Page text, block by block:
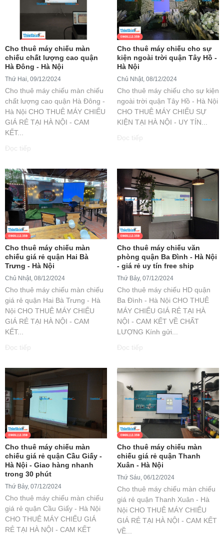
Cho thuê máy chiếu màn
chiếu chất lượng cao quận
Hà Đông - Hà Nội
Thứ Hai, 09/12/2024
Cho thuê máy chiếu màn chiếu
chất lượng cao quận Hà Đông -
Hà Nội CHO THUÊ MÁY CHIẾU
GIÁ RẺ TẠI HÀ NỘI - CAM
KẾT...
Đọc tiếp
Cho thuê máy chiếu cho sự
kiện ngoài trời quận Tây Hồ -
Hà Nội
Chủ Nhật, 08/12/2024
Cho thuê máy chiếu cho sự kiện
ngoài trời quận Tây Hồ - Hà Nội
CHO THUÊ MÁY CHIẾU SỰ
KIỆN TẠI HÀ NỘI - UY TÍN...
Đọc tiếp
Cho thuê máy chiếu màn
chiếu giá rẻ quận Hai Bà
Trưng - Hà Nội
Chủ Nhật, 08/12/2024
Cho thuê máy chiếu màn chiếu
giá rẻ quận Hai Bà Trưng - Hà
Nội CHO THUÊ MÁY CHIẾU
GIÁ RẺ TẠI HÀ NỘI - CAM
KẾT...
Đọc tiếp
Cho thuê máy chiếu văn
phòng quận Ba Đình - Hà Nội
- giá rẻ uy tín free ship
Thứ Bảy, 07/12/2024
Cho thuê máy chiếu HD quận
Ba Đình - Hà Nội CHO THUÊ
MÁY CHIẾU GIÁ RẺ TẠI HÀ
NỘI - CAM KẾT VỀ CHẤT
LƯỢNG Kính gửi...
Đọc tiếp
Cho thuê máy chiếu màn
chiếu giá rẻ quận Cầu Giấy -
Hà Nội - Giao hàng nhanh
trong 30 phút
Thứ Bảy, 07/12/2024
Cho thuê máy chiếu màn chiếu
giá rẻ quận Cầu Giấy - Hà Nội
CHO THUÊ MÁY CHIẾU GIÁ
RẺ TẠI HÀ NỘI - CAM KẾT
Cho thuê máy chiếu màn
chiếu giá rẻ quận Thanh
Xuân - Hà Nội
Thứ Sáu, 06/12/2024
Cho thuê máy chiếu màn chiếu
giá rẻ quận Thanh Xuân - Hà
Nội CHO THUÊ MÁY CHIẾU
GIÁ RẺ TẠI HÀ NỘI - CAM KẾT
VỀ...